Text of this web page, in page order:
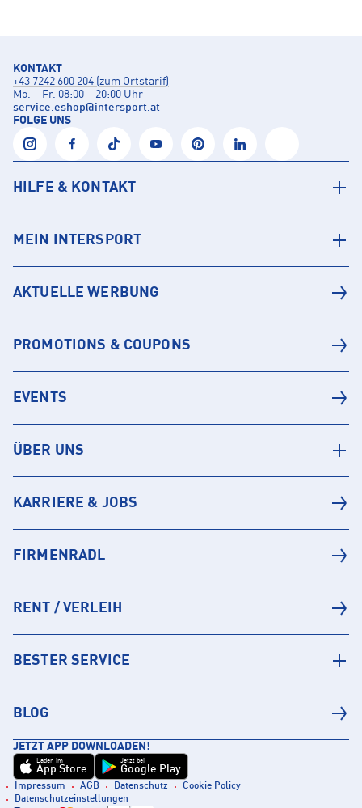
KONTAKT
+43 7242 600 204 (zum Ortstarif)
Mo. – Fr. 08:00 – 20:00 Uhr
service.eshop@intersport.at
FOLGE UNS
HILFE & KONTAKT
MEIN INTERSPORT
AKTUELLE WERBUNG
PROMOTIONS & COUPONS
EVENTS
ÜBER UNS
KARRIERE & JOBS
FIRMENRADL
RENT / VERLEIH
BESTER SERVICE
BLOG
JETZT APP DOWNLOADEN!
Laden im
App Store
Jetzt bei
Google Play
Impressum AGB Datenschutz
Cookie Policy
Datenschutzeinstellungen